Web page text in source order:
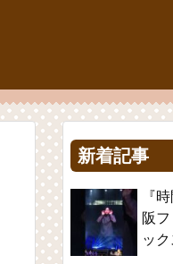
新着記事
『
阪
ッ